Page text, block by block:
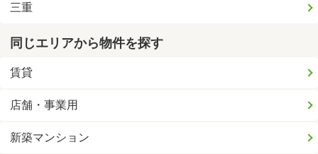
三重
同じエリアから物件を探す
賃貸
店舗・事業用
新築マンション